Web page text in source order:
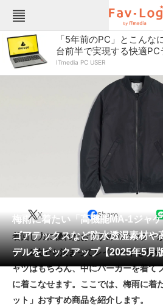
Fav-Logカテゴリー一覧
TOP アウト
インテリア・収納 おもち
キッ
スイ
スマ
ファッ
ペット 家電
工具・DIY 本・
生活家電 生活用
空調・季節家電 美容・
「5年前のPC」とこんな
台前半で実現する快適PC
ITmedia PC USER
梅雨に着たい「高機能MA-1ジャ
ゴアテックスなど防水透湿素材や
デルをピックアップ【2025年5月
X Share
着回し力に優れたおすすめのアウター
す。1枚でも決まってレイヤードもし
ャツはもちろん、中にパーカーを着て
に着こなせます。ここでは、梅雨に着
ット」おすすめ商品を紹介します。